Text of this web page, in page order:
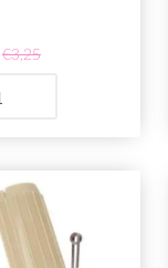
€3,25